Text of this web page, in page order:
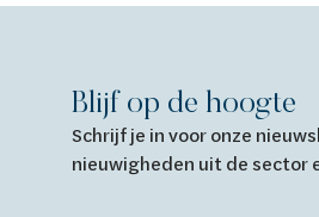
Blijf op de hoogte
Schrijf je in voor onze
nieuwigheden uit de sector